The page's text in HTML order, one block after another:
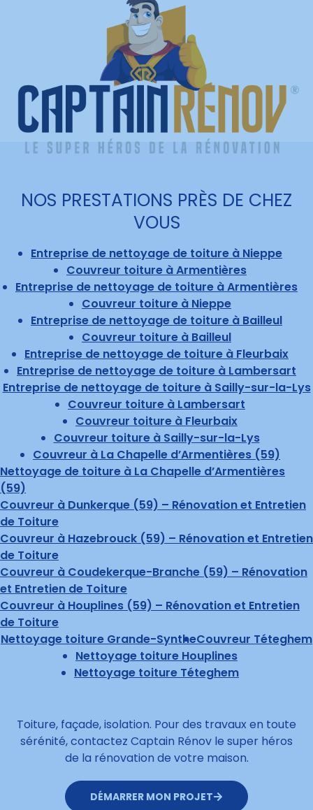
NOS PRESTATIONS PRÈS DE CHEZ
VOUS
Entreprise de nettoyage de toiture à Nieppe
Couvreur toiture à Armentières
Entreprise de nettoyage de toiture à Armentières
Couvreur toiture à Nieppe
Entreprise de nettoyage de toiture à Bailleul
Couvreur toiture à Bailleul
Entreprise de nettoyage de toiture à Fleurbaix
Entreprise de nettoyage de toiture à Lambersart
Entreprise de nettoyage de toiture à Sailly-sur-la-Lys
Couvreur toiture à Lambersart
Couvreur toiture à Fleurbaix
Couvreur toiture à Sailly-sur-la-Lys
Couvreur à La Chapelle d’Armentières (59)
Nettoyage de toiture à La Chapelle d’Armentières
(59)
Couvreur à Dunkerque (59) – Rénovation et Entretien
de Toiture
Couvreur à Hazebrouck (59) – Rénovation et Entretien
de Toiture
Couvreur à Coudekerque-Branche (59) – Rénovation
et Entretien de Toiture
Couvreur à Houplines (59) – Rénovation et Entretien
de Toiture
Nettoyage toiture Grande-SyntheCouvreur Téteghem
Nettoyage toiture Houplines
Nettoyage toiture Téteghem
Toiture, façade, isolation. Pour des travaux en toute
sérénité, contactez Captain Rénov le super héros
de la rénovation de votre maison.
DÉMARRER MON PROJET